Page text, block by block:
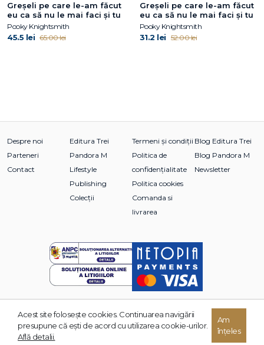
Greșeli pe care le-am făcut
eu ca să nu le mai faci și tu
Pooky Knightsmith
45.5 lei 65.00 lei
Greșeli pe care le-am făcut
eu ca să nu le mai faci și tu
Pooky Knightsmith
31.2 lei 52.00 lei
Despre noi
Parteneri
Contact
Editura Trei
Pandora M
Lifestyle
Publishing
Colecții
Termeni și condiții
Politica de
confidențialitate
Politica cookies
Comanda si
livrarea
Blog Editura Trei
Blog Pandora M
Newsletter
© 2026 Grupul Editorial TREI. Toate drepturile rezervate.
Acest site foloseşte cookies. Continuarea navigării
presupune că eşti de acord cu utilizarea cookie-urilor.
Află detalii.
Am
înțeles